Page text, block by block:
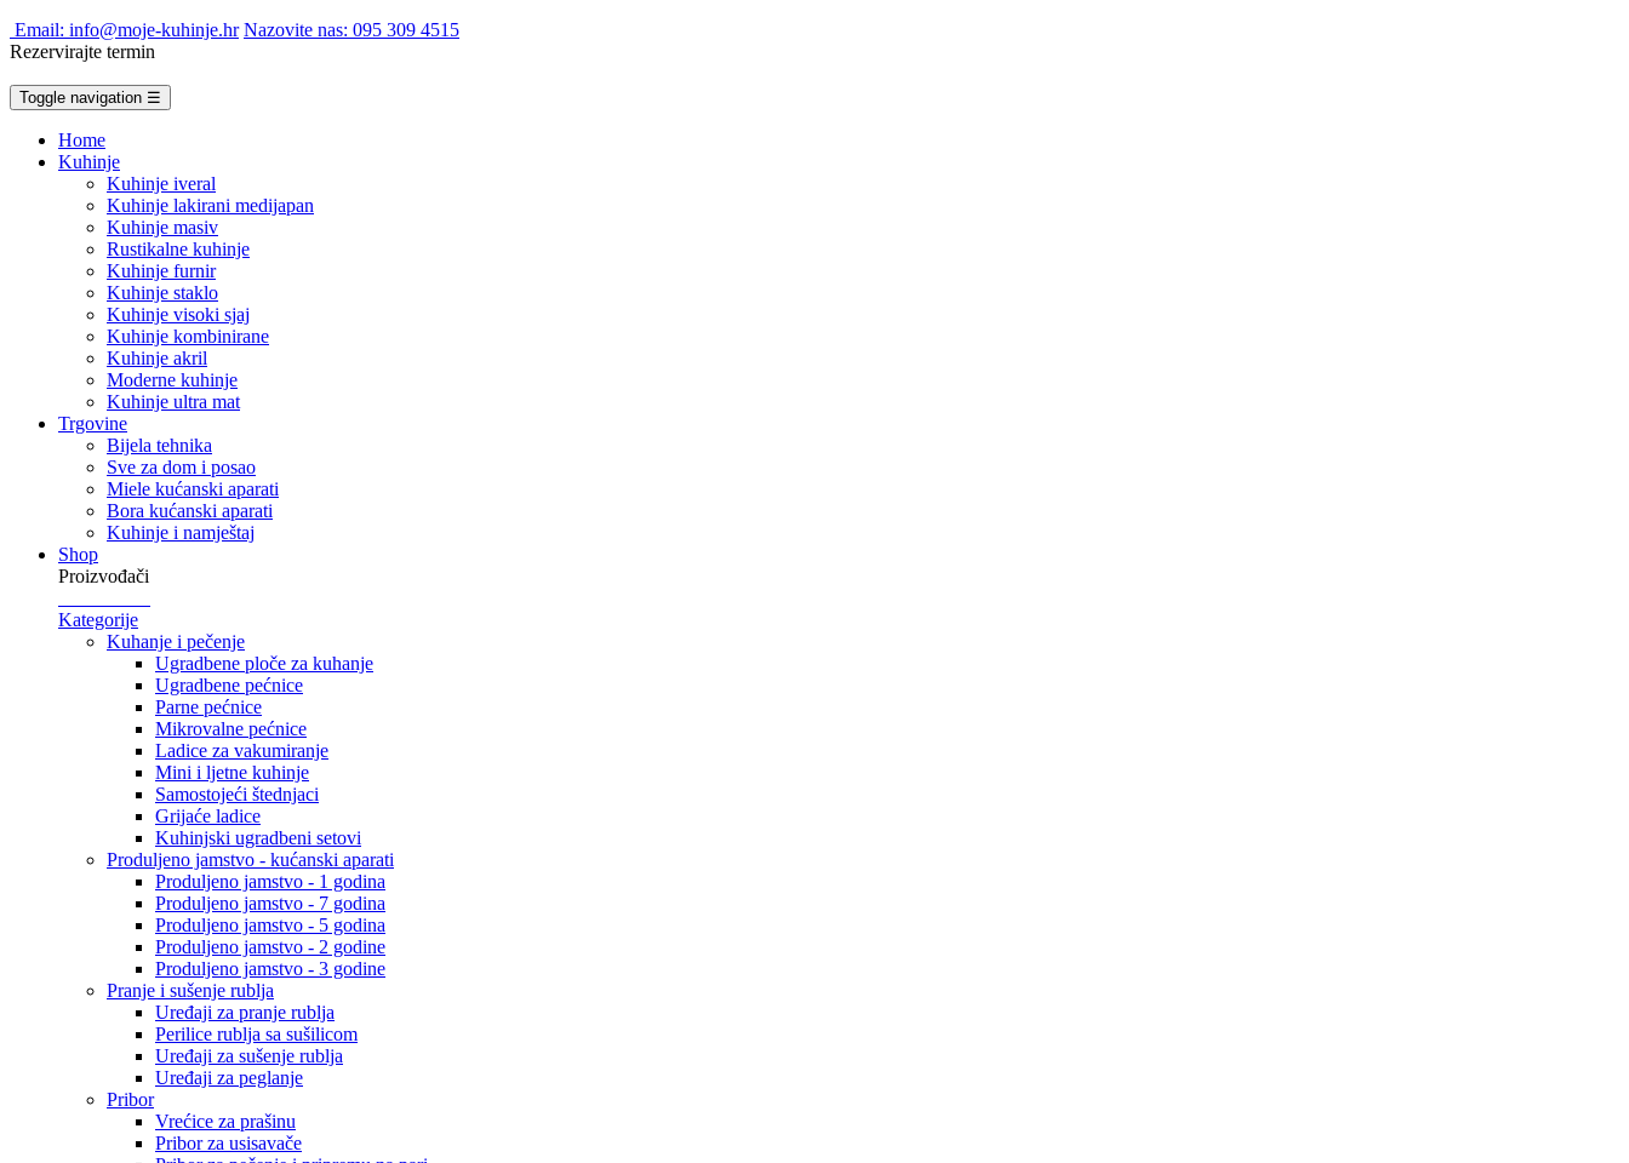
Email: info@moje-kuhinje.hr Nazovite nas: 095 309 4515
Rezervirajte termin
Toggle navigation ☰
Home
Kuhinje
Kuhinje iveral
Kuhinje lakirani medijapan
Kuhinje masiv
Rustikalne kuhinje
Kuhinje furnir
Kuhinje staklo
Kuhinje visoki sjaj
Kuhinje kombinirane
Kuhinje akril
Moderne kuhinje
Kuhinje ultra mat
Trgovine
Bijela tehnika
Sve za dom i posao
Miele kućanski aparati
Bora kućanski aparati
Kuhinje i namještaj
Shop
Proizvođači
Kategorije
Kuhanje i pečenje
Ugradbene ploče za kuhanje
Ugradbene pećnice
Parne pećnice
Mikrovalne pećnice
Ladice za vakumiranje
Mini i ljetne kuhinje
Samostojeći štednjaci
Grijaće ladice
Kuhinjski ugradbeni setovi
Produljeno jamstvo - kućanski aparati
Produljeno jamstvo - 1 godina
Produljeno jamstvo - 7 godina
Produljeno jamstvo - 5 godina
Produljeno jamstvo - 2 godine
Produljeno jamstvo - 3 godine
Pranje i sušenje rublja
Uređaji za pranje rublja
Perilice rublja sa sušilicom
Uređaji za sušenje rublja
Uređaji za peglanje
Pribor
Vrećice za prašinu
Pribor za usisavače